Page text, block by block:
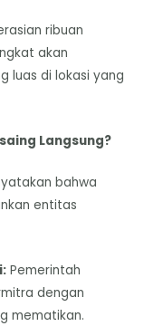
ribuan
akan
luas di lokasi yang
Langsung?
bahwa
entitas
Pemerintah
dengan
mematikan.